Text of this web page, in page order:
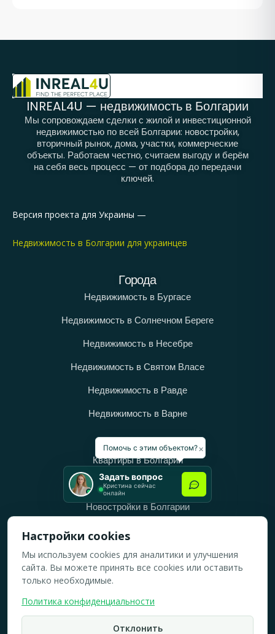
INREAL4U — недвижимость в Болгарии
Мы сопровождаем сделки с жилой и инвестиционной
недвижимостью по всей Болгарии: новостройки,
вторичный рынок, дома, участки, коммерческие
объекты. Работаем честно, считаем выгоду и берём
на себя весь процесс — от подбора до передачи
ключей.
Версия проекта для Украины —
Недвижимость в Болгарии для украинцев
Города
Недвижимость в Бургасе
Недвижимость в Солнечном Береге
Недвижимость в Несебре
Недвижимость в Святом Власе
Недвижимость в Равде
Недвижимость в Варне
Категории
Квартиры в Болгарии
Дома в Болгарии
Новостройки в Болгарии
Вторичное жильё в Болгарии
Рабочее время
ПН-ПТ: 10:00 — 18:00
ВС: Выходной
2019-2026 © Все права защищены.
×
Помочь с этим объектом?
Задать вопрос
Кристина сейчас
онлайн
Настройки cookies
Мы используем cookies для аналитики и улучшения
сайта. Вы можете принять все cookies или оставить
только необходимые.
Политика конфиденциальности
Отклонить